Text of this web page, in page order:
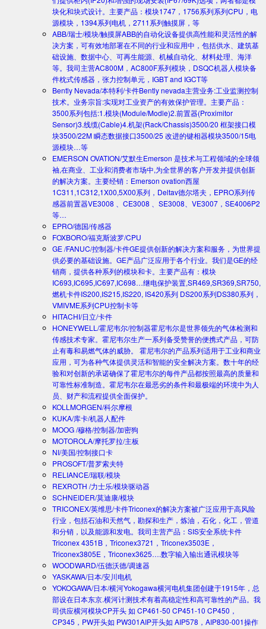
块化和块式设计。主要产品：模块1747，1756系列系列CPU，电
源模块，1394系列电机，2711系列触摸屏，等
ABB/瑞士/模块/触摸屏ABB的自动化设备提供高性能和灵活性的解
决方案，可有效地部署在不同的行业和应用中，包括供水、建筑基
础设施、数据中心、可再生能源、机械自动化、材料处理、海洋
等。我司主营AC800M，AC800F系列模块，DSQC机器人模块备
件枕式传感器，张力控制单元，IGBT and IGCT等
Bently Nevada/本特利/卡件Bently nevada主营业务:工业监测控制
技术。业务宗旨:实现对工业资产的有效保护管理。主要产品：
3500系列包括:1.模块(Module/Modle)2.前置器(Proximitor
Sensor)3.线缆(Cable)4.机架(Rack/Chassis)3500/20 框架接口模
块3500/22M 瞬态数据接口3500/25 改进的键相器模块3500/15电
源模块…等
EMERSON OVATION/艾默生Emerson 是技术与工程领域的全球领
袖,在商业、工业和消费者市场中,为全世界的客户开发并提供创新
的解决方案。主要经销：Emerson ovation西屋
1C311,1C312,1X00,5X00系列，Deltav德尔塔夫，EPRO系列传
感器前置器VE3008 、CE3008 、SE3008、VE3007，SE4006P2
等…
EPRO/德国/传感器
FOXBORO/福克斯波罗/CPU
GE /FANUC/控制器/卡件GE提供创新的解决方案和服务，为世界提
供必要的基础设施。GE产品广泛应用于各个行业。我们是GE的经
销商，提供各种系列的模块和卡。主要产品有：模块
IC693,IC695,IC697,IC698…继电保护装置,SR469,SR369,SR750,
燃机卡件IS200,IS215,IS220, IS420系列 DS200系列DS380系列，
VMIVME系列CPU控制卡等
HITACHI/日立/卡件
HONEYWELL/霍尼韦尔/控制器霍尼韦尔是世界领先的气体检测和
传感技术专家。霍尼韦尔生产一系列备受赞誉的便携式产品，可防
止有毒和易燃气体的威胁。 霍尼韦尔的产品系列适用于工业和商业
应用，可为各种气体提供灵活和智能的安全解决方案。数十年的经
验和对创新的承诺确保了霍尼韦尔的每件产品都按照最高的质量和
可靠性标准制造。霍尼韦尔在最恶劣的条件和最极端的环境中为人
员、财产和流程提供全面保护。
KOLLMORGEN/科尔摩根
KUKA/库卡/机器人配件
MOOG /穆格/控制器/加密狗
MOTOROLA/摩托罗拉/主板
NI/美国/控制接口卡
PROSOFT/普罗索夫特
RELIANCE/瑞联/模块
REXROTH /力士乐/模块驱动器
SCHNEIDER/莫迪康/模块
TRICONEX/英维思/卡件Triconex的解决方案被广泛应用于高风险
行业，包括石油和天然气，勘探和生产，炼油，石化，化工，管道
和分销，以及能源和发电。我司主营产品：SIS安全系统卡件
Triconex 4351B，Triconex3721，Triconex3503E，
Triconex3805E，Triconex3625….数字输入输出通讯模块等
WOODWARD/伍德沃德/调速器
YASKAWA/日本/安川电机
YOKOGAWA/日本/横河Yokogawa横河电机集团创建于1915年，总
部设在日本东京.横河计测技术有着高稳定性和高可靠性的产品。我
司供应横河模块CP开头 如 CP461-50 CP451-10 CP450，
CP345，PW开头如 PW301AIP开头如 AIP578，AIP830-001操作